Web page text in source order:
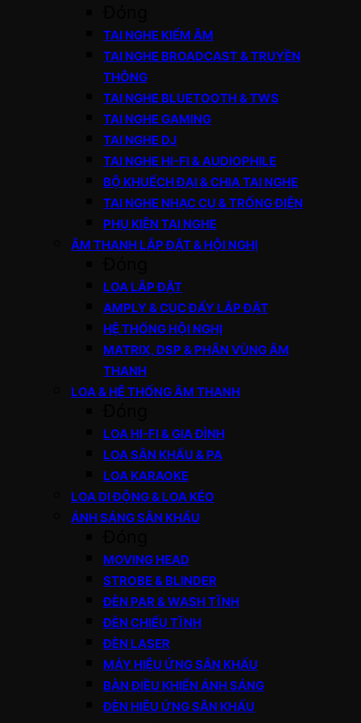
TAI NGHE KIỂM ÂM
TAI NGHE BROADCAST & TRUYỀN
THÔNG
TAI NGHE BLUETOOTH & TWS
TAI NGHE GAMING
TAI NGHE DJ
TAI NGHE HI-FI & AUDIOPHILE
BỘ KHUẾCH ĐẠI & CHIA TAI NGHE
TAI NGHE NHẠC CỤ & TRỐNG ĐIỆN
PHỤ KIỆN TAI NGHE
ÂM THANH LẮP ĐẶT & HỘI NGHỊ
LOA LẮP ĐẶT
AMPLY & CỤC ĐẨY LẮP ĐẶT
HỆ THỐNG HỘI NGHỊ
MATRIX, DSP & PHÂN VÙNG ÂM
THANH
LOA & HỆ THỐNG ÂM THANH
LOA HI-FI & GIA ĐÌNH
LOA SÂN KHẤU & PA
LOA KARAOKE
LOA DI ĐỘNG & LOA KÉO
ÁNH SÁNG SÂN KHẤU
MOVING HEAD
STROBE & BLINDER
ĐÈN PAR & WASH TĨNH
ĐÈN CHIẾU TĨNH
ĐÈN LASER
MÁY HIỆU ỨNG SÂN KHẤU
BÀN ĐIỀU KHIỂN ÁNH SÁNG
ĐÈN HIỆU ỨNG SÂN KHẤU